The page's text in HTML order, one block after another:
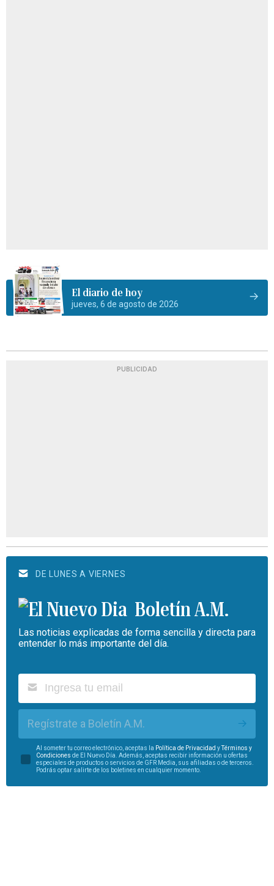
El diario de hoy
jueves, 6 de agosto de 2026
PUBLICIDAD
DE LUNES A VIERNES
Boletín A.M.
Las noticias explicadas de forma sencilla y directa para
entender lo más importante del día.
Regístrate a Boletín A.M.
Al someter tu correo electrónico, aceptas la Política de Privacidad yTérminos y
Condiciones de El Nuevo Día. Además, aceptas recibir información u ofertas
especiales de productos o servicios de GFR Media, sus afiliadas o de terceros.
Podrás optar salirte de los boletines en cualquier momento.